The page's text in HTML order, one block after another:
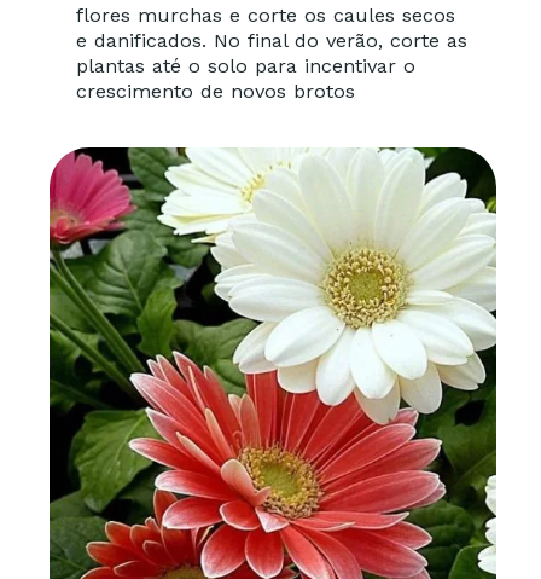
flores murchas e corte os caules secos
e danificados. No final do verão, corte as
plantas até o solo para incentivar o
crescimento de novos brotos